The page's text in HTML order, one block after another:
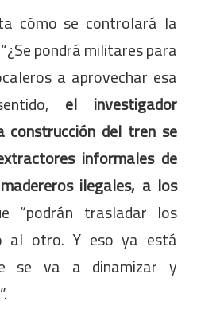
cómo se controlará la
pondrá militares para
a aprovechar esa
el investigador
construcción del tren se
informales de
ilegales, a los
“podrán trasladar los
al otro. Y eso ya está
se va a dinamizar y